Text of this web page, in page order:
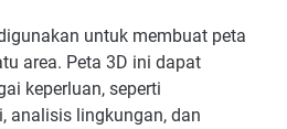
untuk membuat peta
area. Peta 3D ini dapat
keperluan, seperti
analisis lingkungan, dan